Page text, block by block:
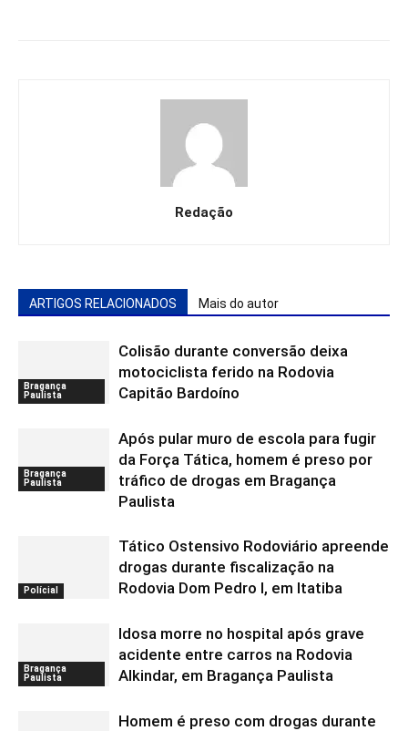
Redação
ARTIGOS RELACIONADOS Mais do autor
Bragança
Paulista
Colisão durante conversão deixa
motociclista ferido na Rodovia
Capitão Bardoíno
Bragança
Paulista
Após pular muro de escola para fugir
da Força Tática, homem é preso por
tráfico de drogas em Bragança
Paulista
Polícial
Tático Ostensivo Rodoviário apreende
drogas durante fiscalização na
Rodovia Dom Pedro I, em Itatiba
Bragança
Paulista
Idosa morre no hospital após grave
acidente entre carros na Rodovia
Alkindar, em Bragança Paulista
Homem é preso com drogas durante